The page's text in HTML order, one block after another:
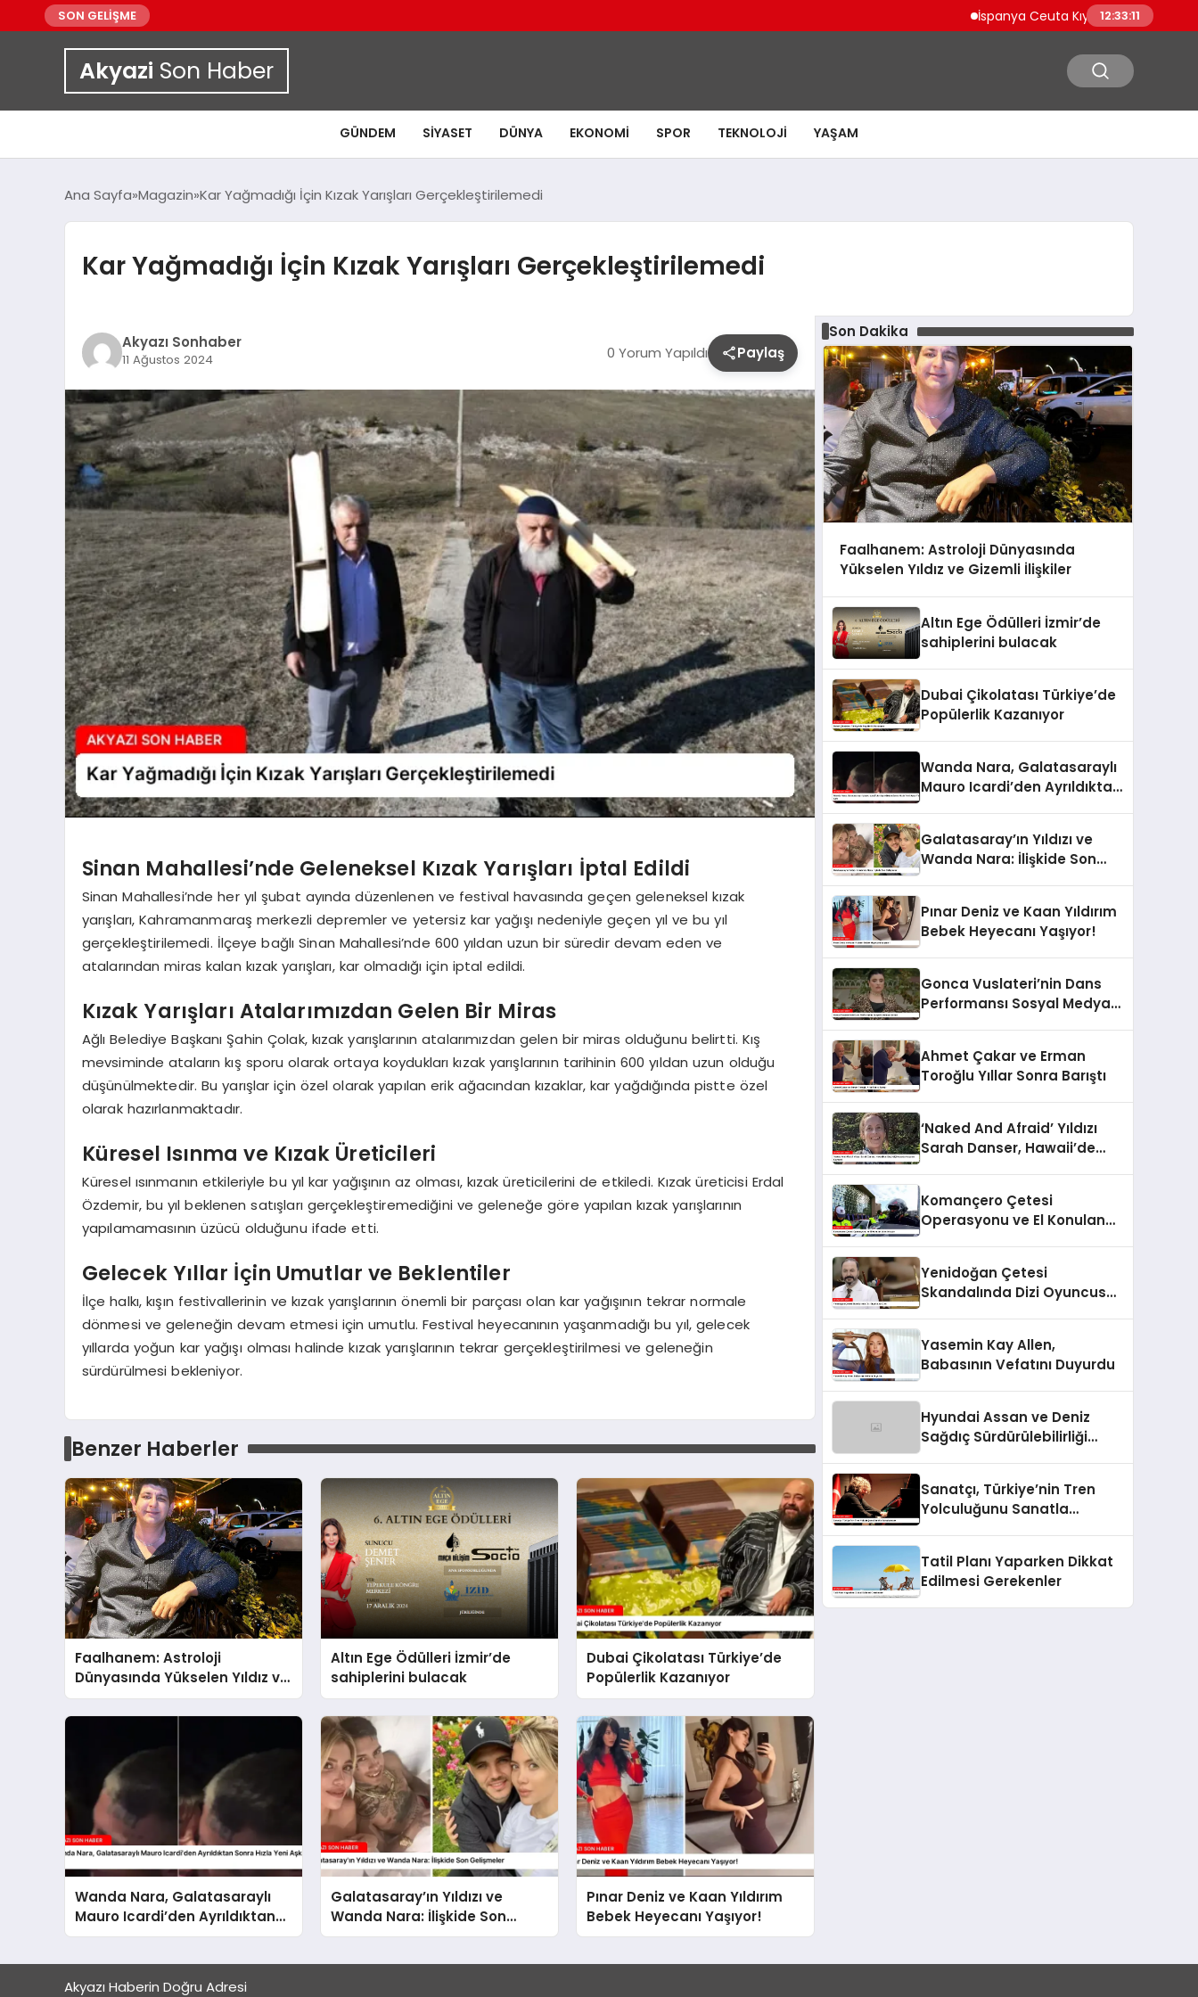
SON GELİŞME İspanya Ceuta Kıyılarında Binlerce
12:33:12
Akyazi Son Haber
GÜNDEM SIYASET DÜNYA EKONOMI SPOR TEKNOLOJI YAŞAM
Ana Sayfa Magazin Kar Yağmadığı İçin Kızak Yarışları Gerçekleştirilemedi
Kar Yağmadığı İçin Kızak Yarışları Gerçekleştirilemedi
Akyazı Sonhaber
11 Ağustos 2024 0 Yorum Yapıldı Paylaş
Sinan Mahallesi’nde Geleneksel Kızak Yarışları İptal Edildi
Sinan Mahallesi’nde her yıl şubat ayında düzenlenen ve festival havasında geçen geleneksel kızak
yarışları, Kahramanmaraş merkezli depremler ve yetersiz kar yağışı nedeniyle geçen yıl ve bu yıl
gerçekleştirilemedi. İlçeye bağlı Sinan Mahallesi’nde 600 yıldan uzun bir süredir devam eden ve
atalarından miras kalan kızak yarışları, kar olmadığı için iptal edildi.
Kızak Yarışları Atalarımızdan Gelen Bir Miras
Ağlı Belediye Başkanı Şahin Çolak, kızak yarışlarının atalarımızdan gelen bir miras olduğunu belirtti. Kış
mevsiminde ataların kış sporu olarak ortaya koydukları kızak yarışlarının tarihinin 600 yıldan uzun olduğu
düşünülmektedir. Bu yarışlar için özel olarak yapılan erik ağacından kızaklar, kar yağdığında pistte özel
olarak hazırlanmaktadır.
Küresel Isınma ve Kızak Üreticileri
Küresel ısınmanın etkileriyle bu yıl kar yağışının az olması, kızak üreticilerini de etkiledi. Kızak üreticisi Erdal
Özdemir, bu yıl beklenen satışları gerçekleştiremediğini ve geleneğe göre yapılan kızak yarışlarının
yapılamamasının üzücü olduğunu ifade etti.
Gelecek Yıllar İçin Umutlar ve Beklentiler
İlçe halkı, kışın festivallerinin ve kızak yarışlarının önemli bir parçası olan kar yağışının tekrar normale
dönmesi ve geleneğin devam etmesi için umutlu. Festival heyecanının yaşanmadığı bu yıl, gelecek
yıllarda yoğun kar yağışı olması halinde kızak yarışlarının tekrar gerçekleştirilmesi ve geleneğin
sürdürülmesi bekleniyor.
Benzer Haberler
Faalhanem: Astroloji
Dünyasında Yükselen Yıldız ve
Gizemli İlişkiler
Altın Ege Ödülleri İzmir’de
sahiplerini bulacak
Dubai Çikolatası Türkiye’de
Popülerlik Kazanıyor
Wanda Nara, Galatasaraylı
Mauro Icardi’den Ayrıldıktan
Sonra Hızla Yeni Aşka Yelken
Galatasaray’ın Yıldızı ve
Wanda Nara: İlişkide Son
Gelişmeler
Pınar Deniz ve Kaan Yıldırım
Bebek Heyecanı Yaşıyor!
Son Dakika
Faalhanem: Astroloji Dünyasında
Yükselen Yıldız ve Gizemli İlişkiler
Altın Ege Ödülleri İzmir’de
sahiplerini bulacak
Dubai Çikolatası Türkiye’de
Popülerlik Kazanıyor
Wanda Nara, Galatasaraylı
Mauro Icardi’den Ayrıldıktan
Galatasaray’ın Yıldızı ve
Wanda Nara: İlişkide Son
Pınar Deniz ve Kaan Yıldırım
Bebek Heyecanı Yaşıyor!
Gonca Vuslateri’nin Dans
Performansı Sosyal Medyayı
Ahmet Çakar ve Erman
Toroğlu Yıllar Sonra Barıştı
‘Naked And Afraid’ Yıldızı
Sarah Danser, Hawaii’de
Komançero Çetesi
Operasyonu ve El Konulan
Yenidoğan Çetesi
Skandalında Dizi Oyuncusu
Yasemin Kay Allen,
Babasının Vefatını Duyurdu
Hyundai Assan ve Deniz
Sağdıç Sürdürülebilirliği
Sanatçı, Türkiye’nin Tren
Yolculuğunu Sanatla
Tatil Planı Yaparken Dikkat
Edilmesi Gerekenler
Akyazı Haberin Doğru Adresi